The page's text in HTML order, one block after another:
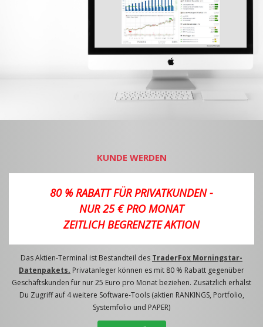
KUNDE WERDEN
80 % RABATT FÜR PRIVATKUNDEN -
NUR 25 € PRO MONAT
ZEITLICH BEGRENZTE AKTION
Das Aktien-Terminal ist Bestandteil des TraderFox Morningstar-
Datenpakets. Privatanleger können es mit 80 % Rabatt gegenüber
Geschäftskunden für nur 25 Euro pro Monat beziehen. Zusätzlich erhälst
Du Zugriff auf 4 weitere Software-Tools (aktien RANKINGS, Portfolio,
Systemfolio und PAPER)